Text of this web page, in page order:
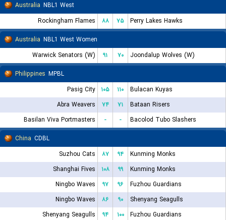
Australia NBL1 West
Rockingham Flames
۸۸ ۷۵
Perry Lakes Hawks
Australia NBL1 West Women
Warwick Senators (W)
۹۱ ۷۰
Joondalup Wolves (W)
Philippines MPBL
Pasig City ۱۰۵ ۱۱۰
Bulacan Kuyas
Abra Weavers
۷۴ ۷۱
Bataan Risers
Basilan Viva Portmasters
- -
Bacolod Tubo Slashers
China CDBL
Suzhou Cats
۸۷ ۹۴
Kunming Monks
Shanghai Fives
۱۰۸ ۹۹
Kunming Monks
Ningbo Waves
۹۷ ۹۶
Fuzhou Guardians
Ningbo Waves
۸۶ ۹۰
Shenyang Seagulls
Shenyang Seagulls
۹۴ ۱۰۰
Fuzhou Guardians